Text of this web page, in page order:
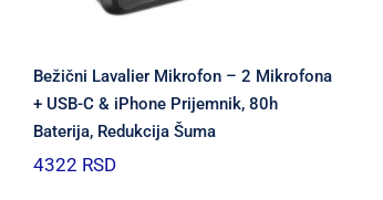
Bežični Lavalier Mikrofon – 2 Mikrofona
+ USB-C & iPhone Prijemnik, 80h
Baterija, Redukcija Šuma
4322 RSD